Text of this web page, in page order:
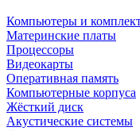
Компьютеры и
Материнские платы
Процессоры
Видеокарты
Оперативная память
Компьютерные корпуса
Жёсткий диск
Акустические системы